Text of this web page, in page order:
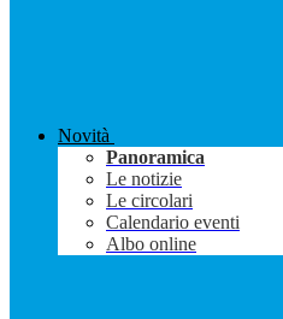
Novità
Panoramica
Le notizie
Le circolari
Calendario eventi
Albo online